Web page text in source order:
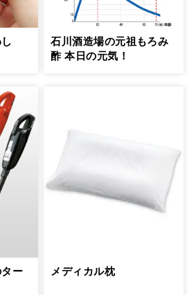
石川酒造場の元祖もろみ
酢 本日の元気！
ー
メディカル枕